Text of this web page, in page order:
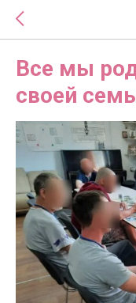
Все мы
своей